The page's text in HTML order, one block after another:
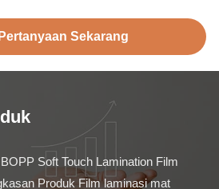
Sekarang
Soft Touch Lamination Film
Produk Film laminasi mat